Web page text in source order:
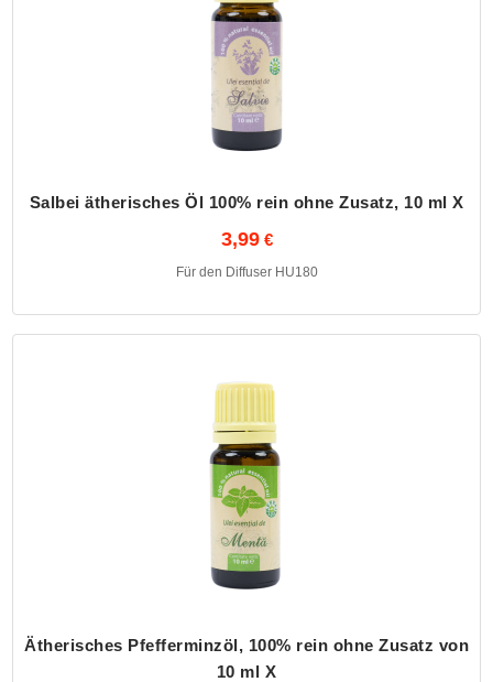
Salbei ätherisches Öl 100% rein ohne Zusatz, 10 ml X
3,99
Für den Diffuser HU180
Ätherisches Pfefferminzöl, 100% rein ohne Zusatz von
10 ml X